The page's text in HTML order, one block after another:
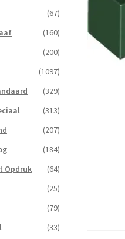
(67)
(160)
(200)
(1097)
(329)
(313)
(207)
(184)
Opdruk
(64)
(25)
(79)
(33)